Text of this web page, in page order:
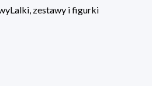
Lalki, zestawy i figurki